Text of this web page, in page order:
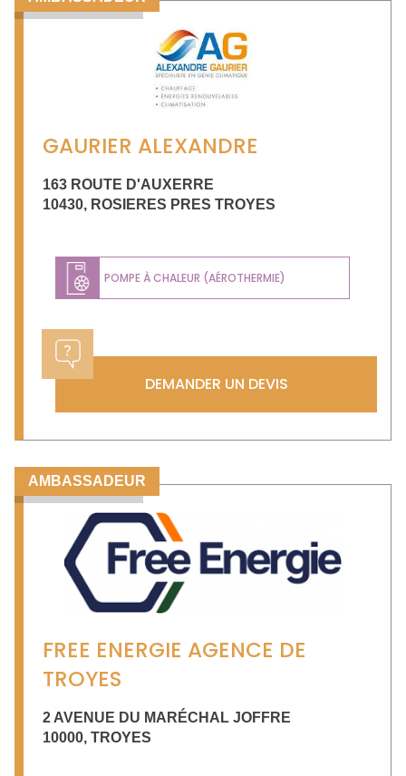
GAURIER ALEXANDRE
163 ROUTE D'AUXERRE
10430, ROSIERES PRES TROYES
POMPE À CHALEUR (AÉROTHERMIE)
DEMANDER UN DEVIS
AMBASSADEUR
FREE ENERGIE AGENCE DE
TROYES
2 AVENUE DU MARÉCHAL JOFFRE
10000, TROYES